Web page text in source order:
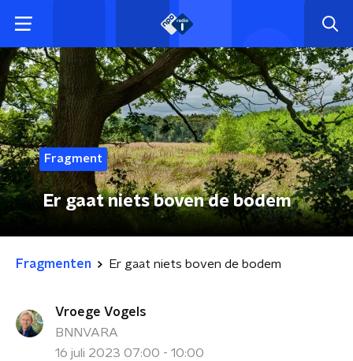
Fragment
Er gaat niets boven de bodem
Fragmenten Er gaat niets boven de bodem
Vroege Vogels
BNNVARA
16 juli 2023 07:00 - 10:00